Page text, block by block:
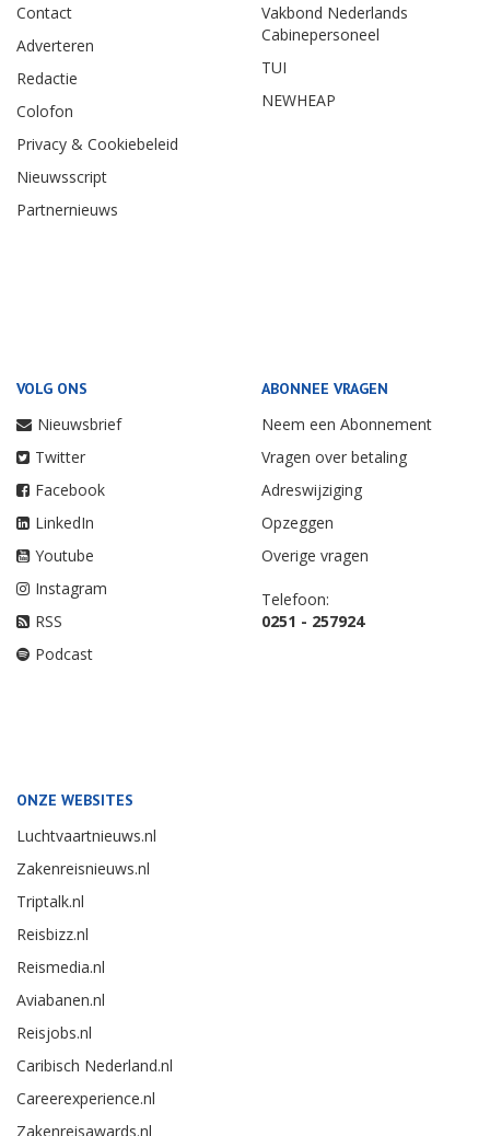
Contact
Adverteren
Redactie
Colofon
Privacy & Cookiebeleid
Nieuwsscript
Partnernieuws
Vakbond Nederlands
Cabinepersoneel
TUI
NEWHEAP
VOLG ONS
Nieuwsbrief
Twitter
Facebook
LinkedIn
Youtube
Instagram
RSS
Podcast
ABONNEE VRAGEN
Neem een Abonnement
Vragen over betaling
Adreswijziging
Opzeggen
Overige vragen
Telefoon:
0251 - 257924
ONZE WEBSITES
Luchtvaartnieuws.nl
Zakenreisnieuws.nl
Triptalk.nl
Reisbizz.nl
Reismedia.nl
Aviabanen.nl
Reisjobs.nl
Caribisch Nederland.nl
Careerexperience.nl
Zakenreisawards.nl